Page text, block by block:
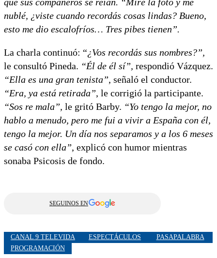
nublé, ¿viste cuando recordás cosas lindas? Bueno,
esto me dio escalofríos… Tres pibes tienen”.
La charla continuó: “¿Vos recordás sus nombres?”,
le consultó Pineda. “Él de él sí”, respondió Vázquez.
“Ella es una gran tenista”, señaló el conductor.
“Era, ya está retirada”, le corrigió la participante.
“Sos re mala”, le gritó Barby. “Yo tengo la mejor, no
hablo a menudo, pero me fui a vivir a España con él,
tengo la mejor. Un día nos separamos y a los 6 meses
se casó con ella”, explicó con humor mientras
sonaba Psicosis de fondo.
SEGUINOS EN
CANAL 9 TELEVIDA ESPECTÁCULOS
PASAPALABRA
PROGRAMACIÓN